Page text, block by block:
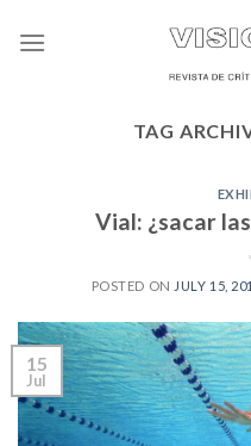
TAG
Vial: ¿sacar
POSTED ON JULY 15,
15
Jul